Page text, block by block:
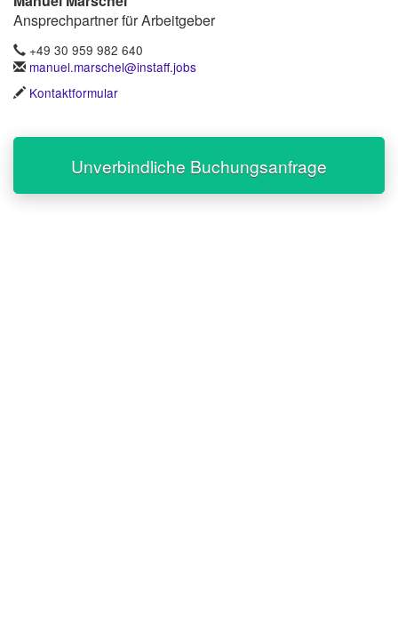
Ansprechpartner für Arbeitgeber
+49 30 959 982 640
manuel.marschel@instaff.jobs
Kontaktformular
Unverbindliche Buchungsanfrage